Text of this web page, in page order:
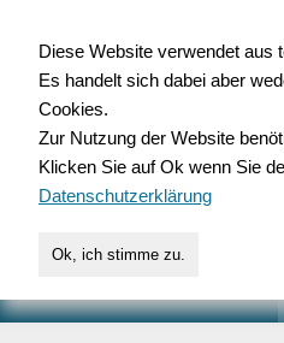
für
Diese Website verwendet aus
Es handelt sich dabei aber
Cookies.
Zur Nutzung der Website
Klicken Sie auf Ok wenn Sie
Datenschutzerklärung
Ok, ich stimme zu.